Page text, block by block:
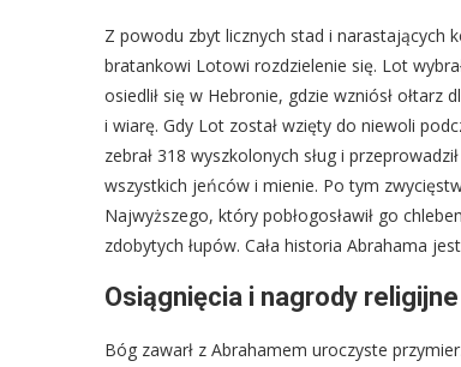
Z powodu zbyt licznych stad i narastających
bratankowi Lotowi rozdzielenie się. Lot
osiedlił się w Hebronie, gdzie wzniósł
i wiarę. Gdy Lot został wzięty do niewoli
zebrał 318 wyszkolonych sług i
wszystkich jeńców i mienie. Po tym
Najwyższego, który pobłogosławił go
zdobytych łupów. Cała historia Abrahama
Osiągnięcia i nagrody
Bóg zawarł z Abrahamem uroczyste